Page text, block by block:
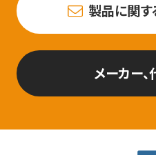
製品に関
メーカー